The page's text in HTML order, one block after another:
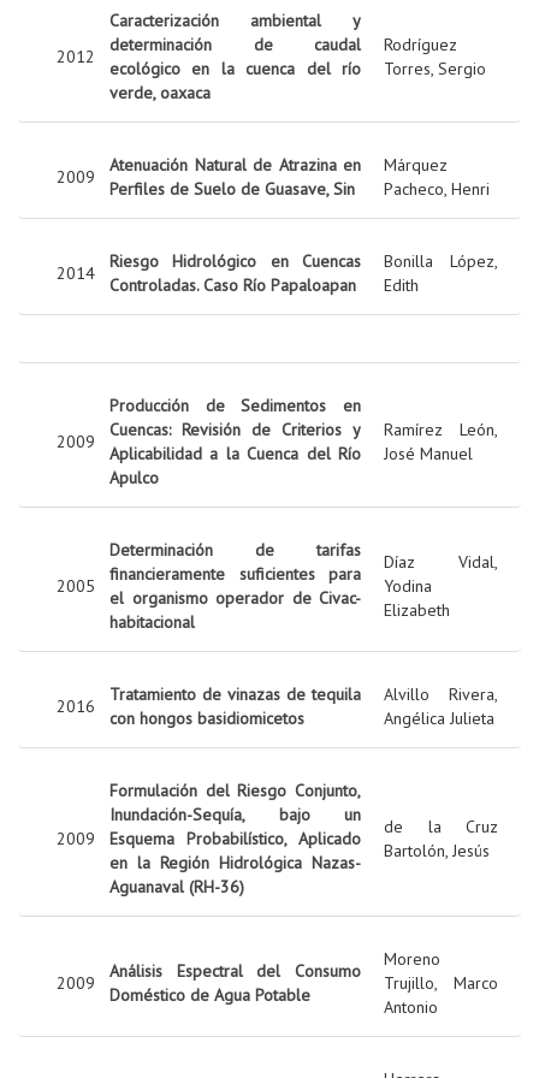
2012
Caracterización ambiental y
determinación de caudal
ecológico en la cuenca del río
verde, oaxaca
Rodríguez
Torres, Sergio
2009
Atenuación Natural de Atrazina en
Perfiles de Suelo de Guasave, Sin
Márquez
Pacheco, Henri
2014
Riesgo Hidrológico en Cuencas
Controladas. Caso Río Papaloapan
Bonilla López,
Edith
2009
Producción de Sedimentos en
Cuencas: Revisión de Criterios y
Aplicabilidad a la Cuenca del Río
Apulco
Ramírez León,
José Manuel
2005
Determinación de tarifas
financieramente suficientes para
el organismo operador de Civac-
habitacional
Díaz Vidal,
Yodina
Elizabeth
2016
Tratamiento de vinazas de tequila
con hongos basidiomicetos
Alvillo Rivera,
Angélica Julieta
2009
Formulación del Riesgo Conjunto,
Inundación-Sequía, bajo un
Esquema Probabilístico, Aplicado
en la Región Hidrológica Nazas-
Aguanaval (RH-36)
de la Cruz
Bartolón, Jesús
2009
Análisis Espectral del Consumo
Doméstico de Agua Potable
Moreno
Trujillo, Marco
Antonio